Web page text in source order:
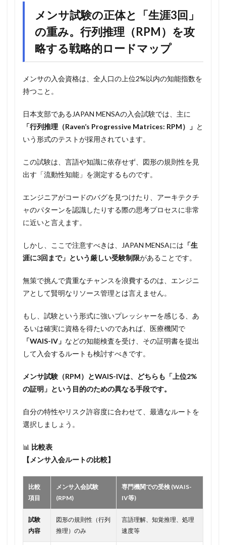
メンサ試験の正体と「生涯3回」
の重み。行列推理（RPM）を攻
略する戦略的ロードマップ
メンサの入会資格は、全人口の上位2%以内の知能指数を
持つこと。
日本支部であるJAPAN MENSAの入会試験では、主に
「行列推理（Raven’s Progressive Matrices: RPM）」 と
いう形式のテストが採用されています。
この試験は、言語や知識に依存せず、図形の規則性を見
出す「流動性知能」を測定するものです。
エンジニアがコードのバグを見つけたり、アーキテクチ
ャのパターンを認識したりする際の思考プロセスに非常
に近いと言えます。
しかし、ここで注意すべきは、JAPAN MENSAには 「生
涯に3回まで」という厳しい受験制限があることです。
無策で挑んで貴重なチャンスを浪費するのは、エンジニ
アとして賢明なリソース管理とは言えません。
もし、試験という形式に強いプレッシャーを感じる、あ
るいは確実に資格を得たいのであれば、医療機関で
「WAIS-IV」 などの知能検査を受け、その証明書を提出
して入会するルートも検討すべきです。
メンサ試験（RPM）とWAIS-IVは、どちらも「上位2%
の証明」という目的のための異なる手段です。
自分の特性やリスク許容度に合わせて、最適なルートを
選択しましょう。
📊 比較表
【メンサ入会ルートの比較】
比較
項目
メンサ入会試験
(RPM)
専門機関での受検 (WAIS-
IV等)
試験
内容
図形の規則性（行列
推理）のみ
言語理解、知覚推理、処理
速度等